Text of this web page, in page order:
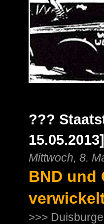
???
15.05.2013]
Mittwoch, 8.
BND und
>>>